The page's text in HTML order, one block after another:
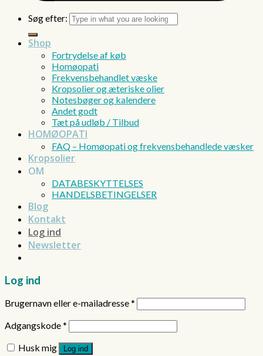
Søg efter:
Shop
Fortrydelse af køb
Homøopati
Frekvensbehandlet væske
Kropsolier og æteriske olier
Notesbøger og kalendere
Andet godt
Tæt på udløb / Tilbud
HOMØOPATI
FAQ – Homøopati og frekvensbehandlede væsker
Kropsolier
OM
DATABESKYTTELSES
HANDELSBETINGELSER
Blog
Kontakt
Log ind
Newsletter
Log ind
Brugernavn eller e-mailadresse*
Adgangskode*
Husk mig
Log ind